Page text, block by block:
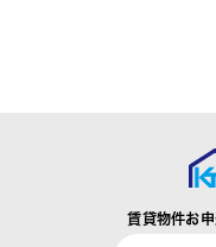
賃貸物件お